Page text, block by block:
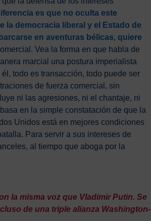
es que no oculta este
la democracia liberal y el Estado de
en aventuras bélicas, quiere
Vea la forma en que habla de
marcial una postura imperialista
todo es transacción, todo puede ser
de fuerza comercial, sin
ni las agresiones, ni el chantaje, ni
en la simple constatación de que la
Unidos está en mejores condiciones
Para servir a sus intereses de
al tiempo que aboga por la
la misma voz que Vladimir Putin. Se
de una triple alianza Washington-